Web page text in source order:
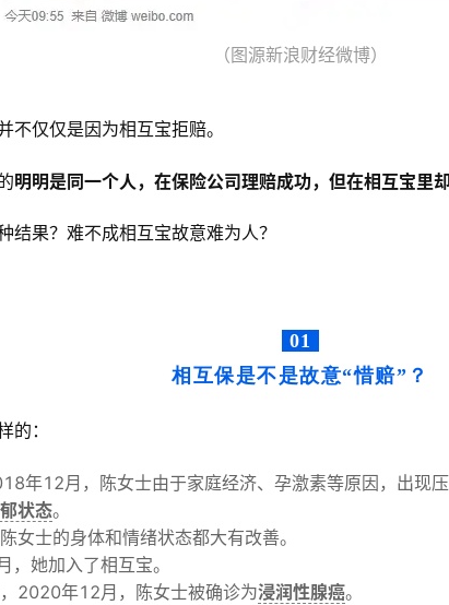
（图源新浪财经微博）
不仅仅是因为相互宝拒赔。
明明是同一个人，在保险公司理赔成功，但在相互宝里却
结果？难不成相互宝故意难为人？
01
相互保是不是故意“惜赔”？
的：
年12月，陈女士由于家庭经济、孕激素等原因，出现
状态。
女士的身体和情绪状态都大有改善。
她加入了相互宝。
2020年12月，陈女士被确诊为浸润性腺癌。